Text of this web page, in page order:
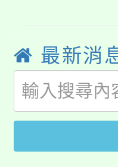
車」活
桃園市
生本土
公告本
代理(
公告本
代理(
轉知
最新消